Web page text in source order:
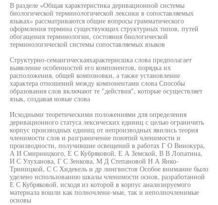
В разделе «Общая характеристика деривационной системы
биологической терминологической лексики в сопоставляемых
языках» рассматриваются общие вопросы грамматического
оформления термина существующих структурных типов, путей
обогащения терминологии, состояния биологической
терминологической системы сопоставляемых языков
Структурно-семангическаяхарактерисшка слова предполагает
выявление особенностей его компонентов, порядка их
расположения, общей компоновки, а также установление
характера отношений между компонентами слова Способы
образования слов включают те "действия", которые осуществляет
язык, создавая новые слова
Исходными теоретическими положениями для определения
деривационного статуса лексических единиц с целью ограничить
корпус производных единиц от непроизводных явились теория
членимости слов и разграничение понятий членимости и
производности, получившие освещений в работах Г О Винокура,
А И Смирницкого, Е С Кубряковой, Е А Земской, В В Лопатина,
И С Улуханова, Г С Зенкова, М Д Степановой Н А Янко-
Триницкой, С С Хидекель и др лингвистов Особое внимание было
уделено использованию шкалы членимости основ, разработанной
Е С Кубряковой, исходя из которой в корпус анализируемого
материала вошли как полночлени-мые, так и неполночленимые
основы